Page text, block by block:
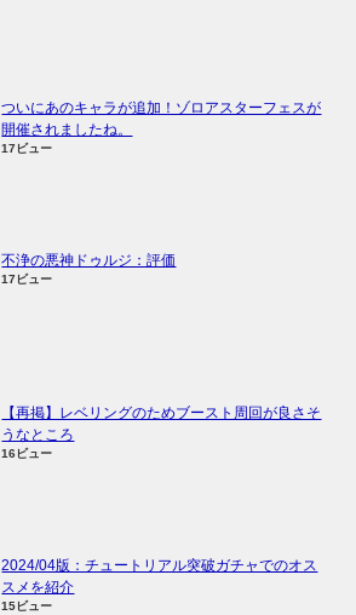
ついにあのキャラが追加！ゾロアスターフェスが
開催されましたね。
17ビュー
不浄の悪神ドゥルジ：評価
17ビュー
【再掲】レベリングのためブースト周回が良さそ
うなところ
16ビュー
2024/04版：チュートリアル突破ガチャでのオス
スメを紹介
15ビュー